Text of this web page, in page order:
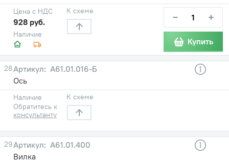
Наличие
Цена с НДС
928 руб.
К схеме − +
Купить
28
А61.01.016-Б
Ось
Наличие
Обратитесь к
консультанту
К схеме
29
А61.01.400
Вилка